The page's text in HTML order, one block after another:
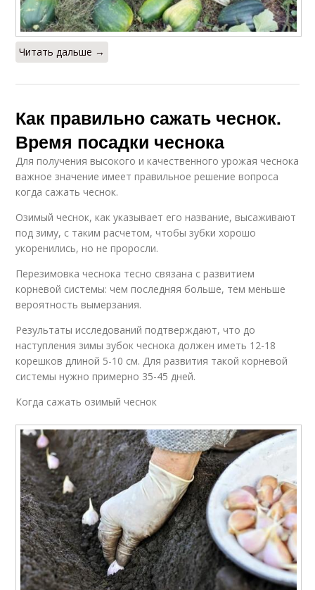
Читать дальше →
Как правильно сажать чеснок.
Время посадки чеснока
Для получения высокого и качественного урожая чеснока
важное значение имеет правильное решение вопроса
когда сажать чеснок.
Озимый чеснок, как указывает его название, высаживают
под зиму, с таким расчетом, чтобы зубки хорошо
укоренились, но не проросли.
Перезимовка чеснока тесно связана с развитием
корневой системы: чем последняя больше, тем меньше
вероятность вымерзания.
Результаты исследований подтверждают, что до
наступления зимы зубок чеснока должен иметь 12-18
корешков длиной 5-10 см. Для развития такой корневой
системы нужно примерно 35-45 дней.
Когда сажать озимый чеснок